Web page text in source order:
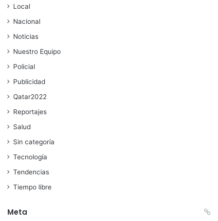
Local
Nacional
Noticias
Nuestro Equipo
Policial
Publicidad
Qatar2022
Reportajes
Salud
Sin categoría
Tecnología
Tendencias
Tiempo libre
Meta